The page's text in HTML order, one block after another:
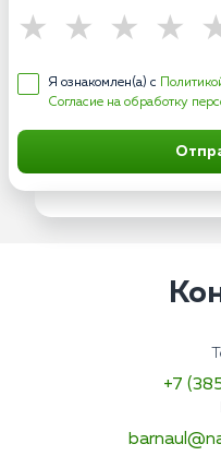
Я ознакомлен(а) с
Согласие на обработку
+7